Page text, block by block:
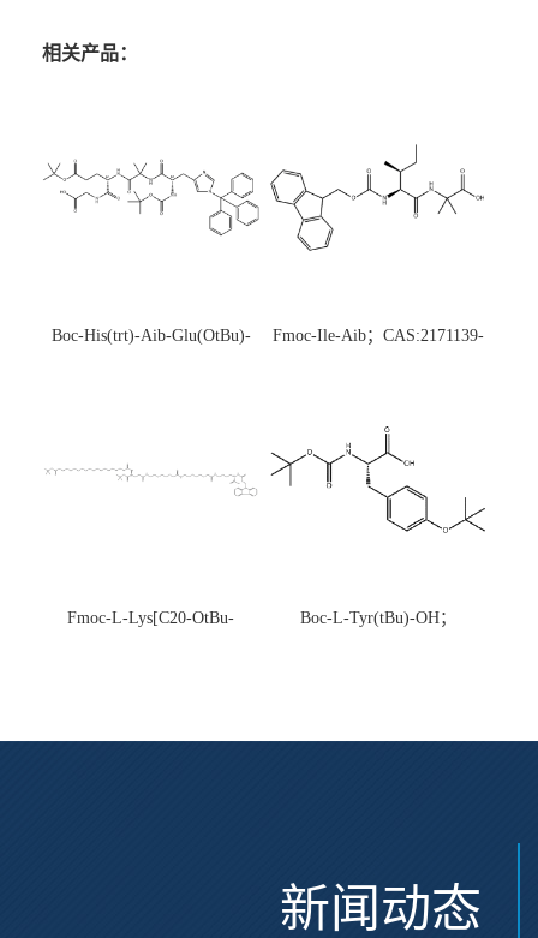
相关产品：
Boc-His(trt)-Aib-Glu(OtBu)-
Fmoc-Ile-Aib；CAS:2171139-
Fmoc-L-Lys[C20-OtBu-
Boc-L-Tyr(tBu)-OH；
新闻动态